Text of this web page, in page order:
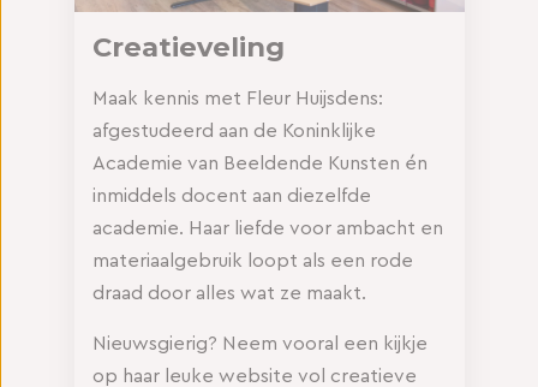
Creatieveling
Maak kennis met Fleur Huijsdens:
afgestudeerd aan de Koninklijke
Academie van Beeldende Kunsten én
inmiddels docent aan diezelfde
academie. Haar liefde voor ambacht en
materiaalgebruik loopt als een rode
draad door alles wat ze maakt.
Nieuwsgierig? Neem vooral een kijkje
op haar leuke website vol creatieve